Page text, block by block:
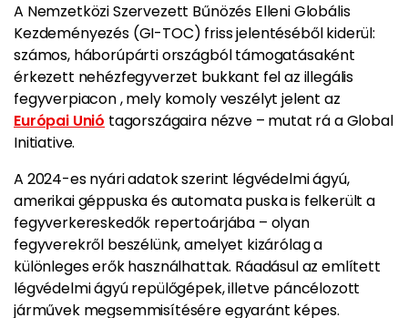
A Nemzetközi Szervezett Bűnözés Elleni Globális
Kezdeményezés (GI-TOC) friss jelentéséből kiderül:
számos, háborúpárti országból támogatásaként
érkezett nehézfegyverzet bukkant fel az illegális
fegyverpiacon , mely komoly veszélyt jelent az
Európai Unió tagországaira nézve – mutat rá a Global
Initiative.
A 2024-es nyári adatok szerint légvédelmi ágyú,
amerikai géppuska és automata puska is felkerült a
fegyverkereskedők repertoárjába – olyan
fegyverekről beszélünk, amelyet kizárólag a
különleges erők használhattak. Ráadásul az említett
légvédelmi ágyú repülőgépek, illetve páncélozott
járművek megsemmisítésére egyaránt képes.